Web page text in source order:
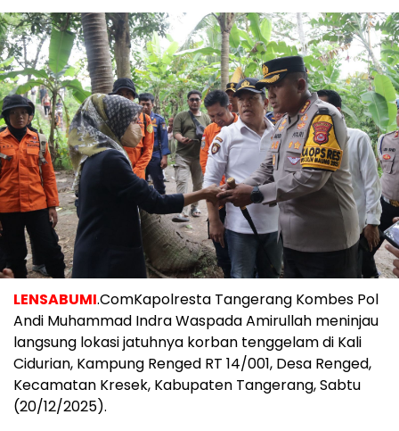
LENSABUMI.ComKapolresta Tangerang Kombes Pol
Andi Muhammad Indra Waspada Amirullah meninjau
langsung lokasi jatuhnya korban tenggelam di Kali
Cidurian, Kampung Renged RT 14/001, Desa Renged,
Kecamatan Kresek, Kabupaten Tangerang, Sabtu
(20/12/2025).